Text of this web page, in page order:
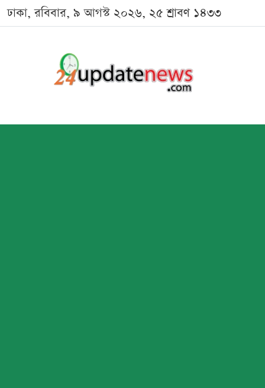
ঢাকা, রবিবার, ৯ আগস্ট ২০২৬, ২৫ শ্রাবণ ১৪৩৩